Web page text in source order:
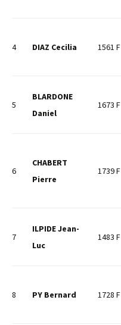
4 DIAZ Cecilia 1561 F
5
BLARDONE
Daniel
1673 F
6
CHABERT
Pierre
1739 F
7
ILPIDE Jean-
Luc
1483 F
8 PY Bernard 1728 F